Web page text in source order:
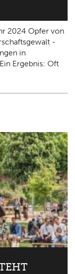
2024 Opfer von
-
in
Ergebnis: Oft